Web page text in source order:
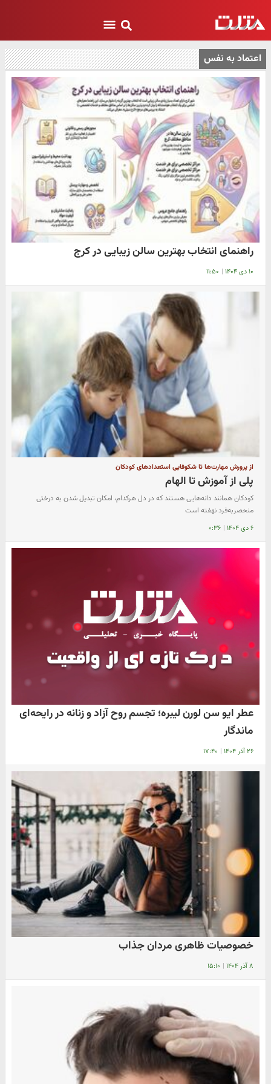
اعتماد به نفس
راهنمای انتخاب بهترین سالن زیبایی در کرج
۱۰ دی ۱۴۰۴ | ۱۱:۵۰
از پرورش مهارت‌ها تا شکوفایی استعدادهای کودکان
پلی از آموزش تا الهام
کودکان همانند دانه‌هایی هستند که در دل هرکدام، امکان تبدیل شدن به درختی
منحصر‌به‌فرد نهفته است
۶ دی ۱۴۰۴ | ۰:۳۶
عطر ایو سن لورن لیبره؛ تجسم روح آزاد و زنانه در رایحه‌ای
ماندگار
۲۶ آذر ۱۴۰۴ | ۱۷:۴۰
خصوصیات ظاهری مردان جذاب
۸ آذر ۱۴۰۴ | ۱۵:۱۰